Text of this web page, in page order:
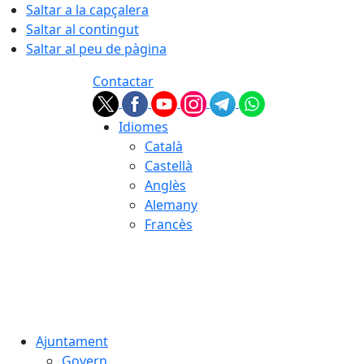
Saltar a la capçalera
Saltar al contingut
Saltar al peu de pàgina
Contactar
Idiomes
Català
Castellà
Anglès
Alemany
Francès
Ajuntament